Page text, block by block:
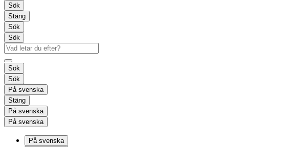
Sök
Stäng
Sök
Sök
Sök
Sök
På svenska
Stäng
På svenska
På svenska
På svenska